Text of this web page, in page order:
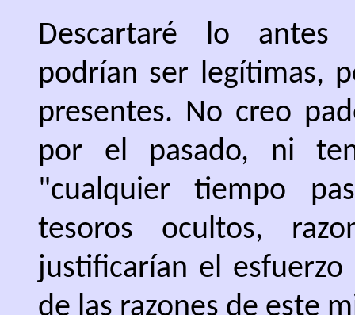
Descartaré lo antes
podrían ser legítimas,
presentes. No creo
por el pasado, ni
"cualquier tiempo
tesoros ocultos,
justificarían el
de las razones de este